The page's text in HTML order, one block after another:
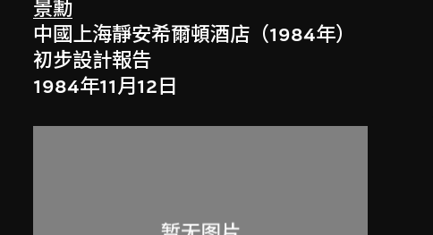
景勳
中國上海靜安希爾頓酒店（1984年）
初步設計報告
1984年11月12日